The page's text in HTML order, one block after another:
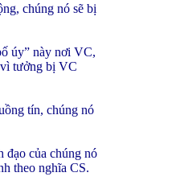
chúng nó sẽ bị
úy” này nơi VC,
vì tưởng bị VC
tín, chúng nó
đạo của chúng nó
theo nghĩa CS.